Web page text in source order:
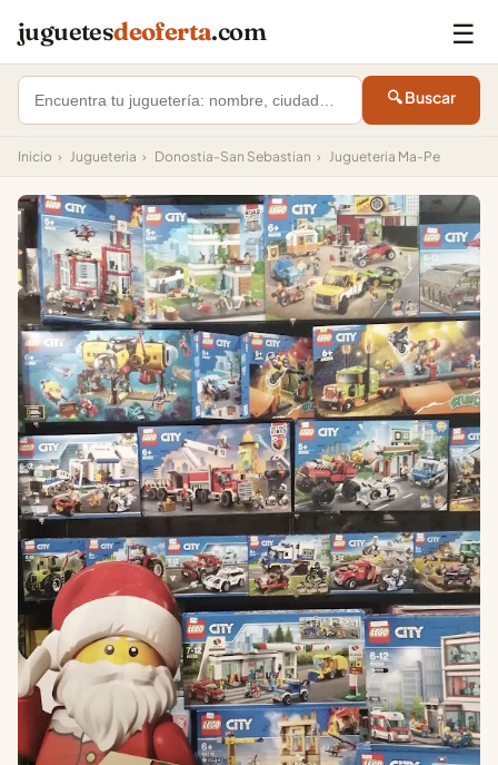
juguetesdeoferta.com ☰
🔍 Buscar
Inicio › Jugueteria › Donostia-San Sebastian › Jugueteria Ma-Pe